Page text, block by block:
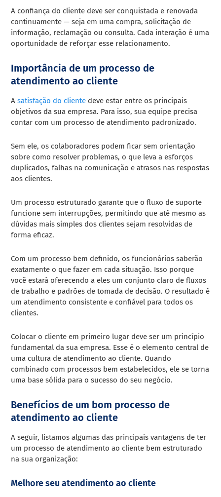
A confiança do cliente deve ser conquistada e renovada
continuamente — seja em uma compra, solicitação de
informação, reclamação ou consulta. Cada interação é uma
oportunidade de reforçar esse relacionamento.
Importância de um processo de
atendimento ao cliente
Asatisfação do cliente deve estar entre os principais
objetivos da sua empresa. Para isso, sua equipe precisa
contar com um processo de atendimento padronizado.
Sem ele, os colaboradores podem ficar sem orientação
sobre como resolver problemas, o que leva a esforços
duplicados, falhas na comunicação e atrasos nas respostas
aos clientes.
Um processo estruturado garante que o fluxo de suporte
funcione sem interrupções, permitindo que até mesmo as
dúvidas mais simples dos clientes sejam resolvidas de
forma eficaz.
Com um processo bem definido, os funcionários saberão
exatamente o que fazer em cada situação. Isso porque
você estará oferecendo a eles um conjunto claro de fluxos
de trabalho e padrões de tomada de decisão. O resultado é
um atendimento consistente e confiável para todos os
clientes.
Colocar o cliente em primeiro lugar deve ser um princípio
fundamental da sua empresa. Esse é o elemento central de
uma cultura de atendimento ao cliente. Quando
combinado com processos bem estabelecidos, ele se torna
uma base sólida para o sucesso do seu negócio.
Benefícios de um bom processo de
atendimento ao cliente
A seguir, listamos algumas das principais vantagens de ter
um processo de atendimento ao cliente bem estruturado
na sua organização:
Melhore seu atendimento ao cliente